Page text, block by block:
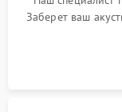
Заберет ваш